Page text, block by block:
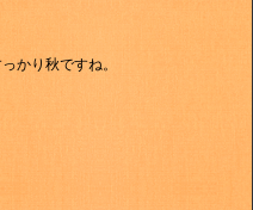
かり秋ですね。